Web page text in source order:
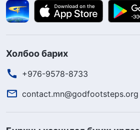
Холбоо барих
+976-9578-8733
contact.mn@godfootsteps.org